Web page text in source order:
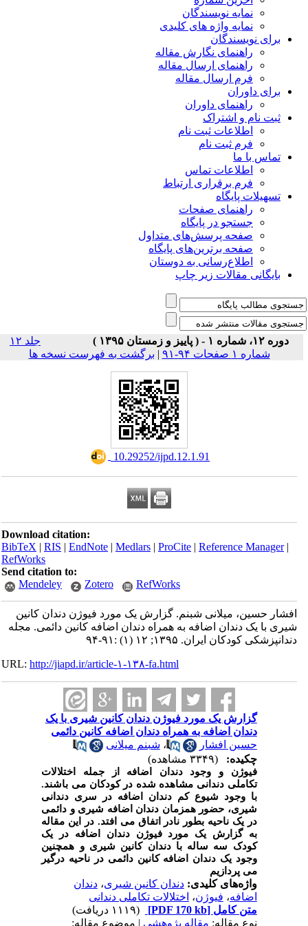
نمایه نویسندگان
نمایه واژه های کلیدی
برای نویسندگان
راهنمای نگارش مقاله
راهنمای ارسال مقاله
فرم ارسال مقاله
برای داوران
راهنمای داوران
ثبت نام و اشتراک
اطلاعات ثبت نام
فرم ثبت نام
تماس با ما
اطلاعات تماس
فرم برقراری ارتباط
تسهیلات پایگاه
راهنمای صفحات
جستجو در پایگاه
صفحه پرسش‌های متداول
صفحه برترین‌های پایگاه
اطلاع‌رسانی به دوستان
بایگانی مقالات زیر چاپ
دوره ۱۲، شماره ۱ - ( پاییز و زمستان ۱۳۹۵ )
جلد ۱۲
شماره ۱ صفحات ۹۴-۹۱
|برگشت به فهرست نسخه ها
‎ 10.29252/ijpd.12.1.91
Download citation:
BibTeX|RIS|EndNote|Medlars|ProCite|Reference Manager
RefWorks
Send citation to:
Mendeley
Zotero RefWorks
افشار حسین، میلانی شبنم. گزارش یک مورد فیوژن دندان کانین
شیری با یک دندان اضافه به همراه دندان اضافه کانین دائمی. مجله
دندانپزشکی کودکان ایران. ۱۳۹۵; ۱۲ (۱) :۹۱-۹۴
URL:http://jiapd.ir/article-۱-۱۳۸-fa.html
گزارش یک مورد فیوژن دندان کانین شیری با یک
دندان اضافه به همراه دندان اضافه کانین دائمی
حسین افشار
،شبنم میلانی
چکیده:
فیوژن و وجود دندان اضافه از جمله اختلالات
تکاملی دندانی مشاهده شده در کودکان می باشند.
با وجود شیوع کم دندان اضافه در سری دندانی
شیری، حضور همزمان دندان اضافه شیری و دائمی
در یک ناحیه بطور نادر اتفاق می افتد. در این مقاله
به گزارش یک مورد فیوژن دندان اضافه در یک
کودک سه ساله با دندان کانین شیری و همچنین
وجود یک دندان اضافه کانین دائمی در ناحیه درگیر
می پردازیم
واژه‌های کلیدی:دندان کانین شیری،دندان
اضافه،فیوژن ،اختلالات تکاملی دندانی
متن کامل[PDF 170 kb]
نوع مقاله:مقاله پژوهشي| موضوع مقاله: